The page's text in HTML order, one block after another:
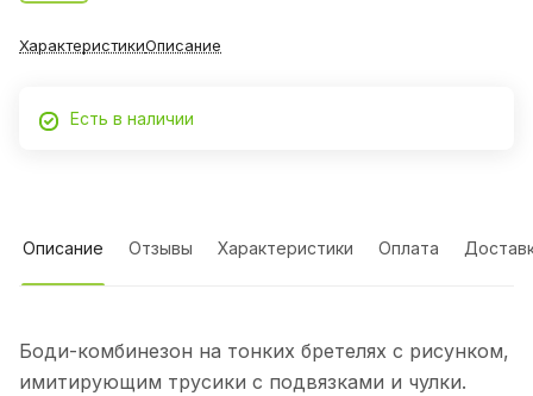
ХарактеристикиОписание
Есть в наличии
Описание Отзывы Характеристики Оплата
Боди-комбинезон на тонких бретелях с рисунком,
имитирующим трусики с подвязками и чулки.